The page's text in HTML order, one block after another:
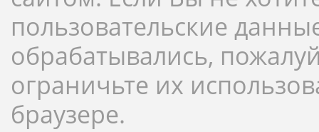
пользовательские
обрабатывались,
ограничьте их
браузере.